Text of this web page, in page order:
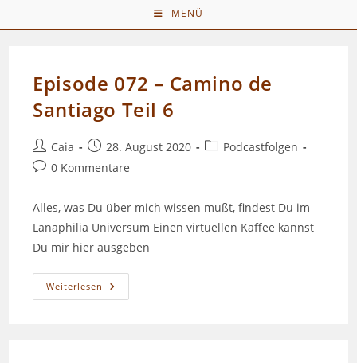
MENÜ
Episode 072 – Camino de
Santiago Teil 6
Beitrags-
Autor:
Caia
Beitrag
veröffentlicht:
28. August 2020
Beitrags-
Podcastfolgen
Beitrags-
0 Kommentare
Alles, was Du über mich wissen mußt, findest Du im
Lanaphilia Universum Einen virtuellen Kaffee kannst
Du mir hier ausgeben
Weiterlesen Episode
072